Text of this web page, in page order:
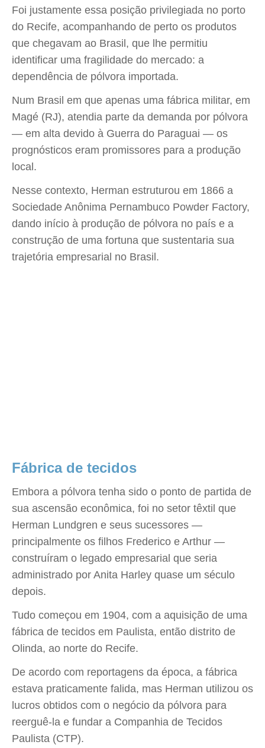
Foi justamente essa posição privilegiada no porto
do Recife, acompanhando de perto os produtos
que chegavam ao Brasil, que lhe permitiu
identificar uma fragilidade do mercado: a
dependência de pólvora importada.
Num Brasil em que apenas uma fábrica militar, em
Magé (RJ), atendia parte da demanda por pólvora
— em alta devido à Guerra do Paraguai — os
prognósticos eram promissores para a produção
local.
Nesse contexto, Herman estruturou em 1866 a
Sociedade Anônima Pernambuco Powder Factory,
dando início à produção de pólvora no país e a
construção de uma fortuna que sustentaria sua
trajetória empresarial no Brasil.
Fábrica de tecidos
Embora a pólvora tenha sido o ponto de partida de
sua ascensão econômica, foi no setor têxtil que
Herman Lundgren e seus sucessores —
principalmente os filhos Frederico e Arthur —
construíram o legado empresarial que seria
administrado por Anita Harley quase um século
depois.
Tudo começou em 1904, com a aquisição de uma
fábrica de tecidos em Paulista, então distrito de
Olinda, ao norte do Recife.
De acordo com reportagens da época, a fábrica
estava praticamente falida, mas Herman utilizou os
lucros obtidos com o negócio da pólvora para
reerguê-la e fundar a Companhia de Tecidos
Paulista (CTP).